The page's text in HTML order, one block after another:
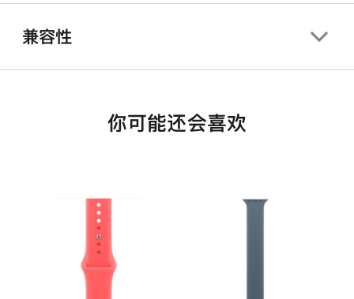
兼容性
你可能还会喜欢